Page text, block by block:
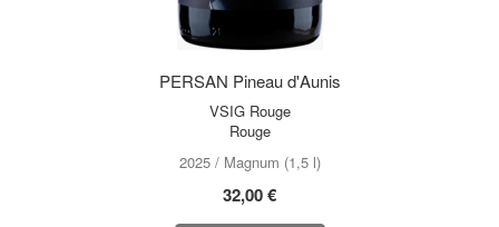
PERSAN Pineau d'Aunis
VSIG Rouge
Rouge
2025 / Magnum (1,5 l)
32,00 €